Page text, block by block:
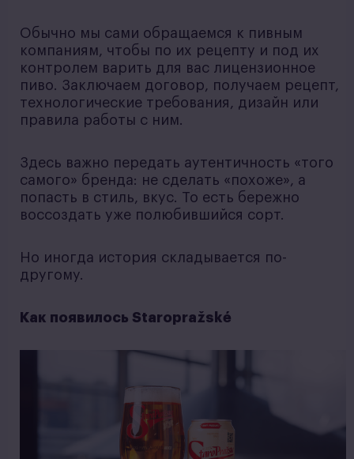
Обычно мы сами обращаемся к пивным
компаниям, чтобы по их рецепту и под их
контролем варить для вас лицензионное
пиво. Заключаем договор, получаем рецепт,
технологические требования, дизайн или
правила работы с ним.
Здесь важно передать аутентичность «того
самого» бренда: не сделать «похоже», а
попасть в стиль, вкус. То есть бережно
воссоздать уже полюбившийся сорт.
Но иногда история складывается по-
другому.
Как появилось Staropražské